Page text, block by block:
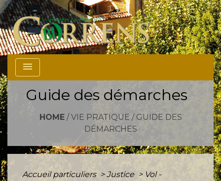
menu
Guide des démarches
HOME/ VIE PRATIQUE / GUIDE DES
DÉMARCHES
Accueil particuliers > Justice > Vol -